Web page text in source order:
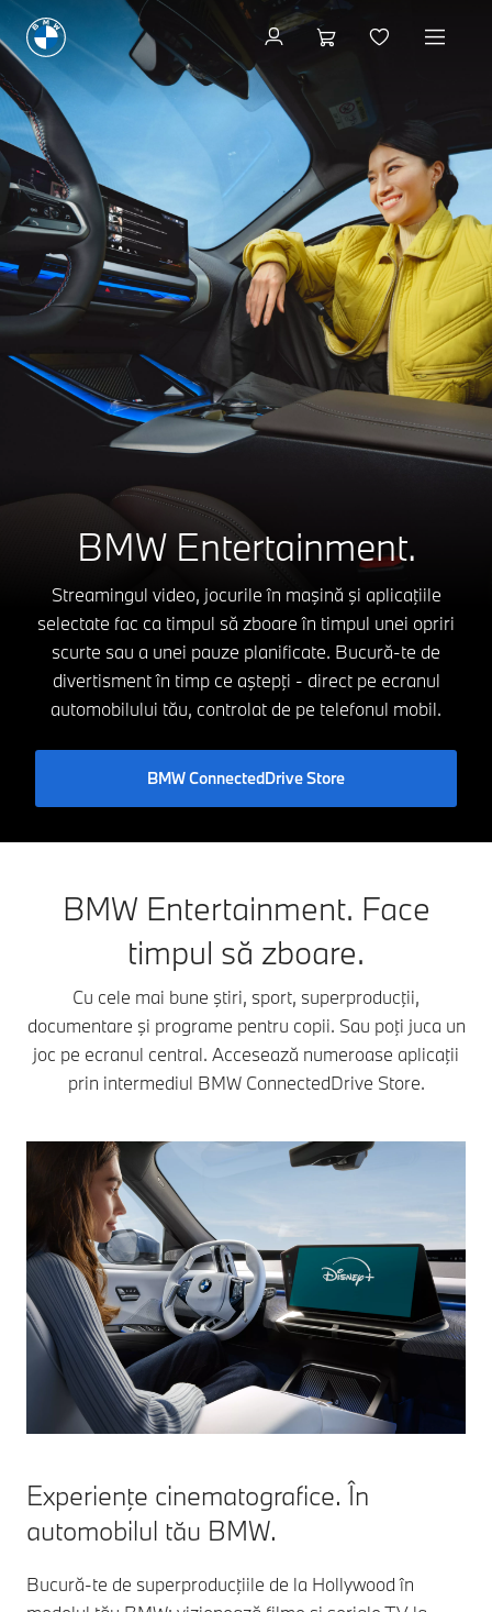
BMW Entertainment.
Streamingul video, jocurile în maşină şi aplicaţiile
selectate fac ca timpul să zboare în timpul unei opriri
scurte sau a unei pauze planificate. Bucură-te de
divertisment în timp ce aştepţi - direct pe ecranul
automobilului tău, controlat de pe telefonul mobil.
BMW ConnectedDrive Store
BMW Entertainment. Face
timpul să zboare.
Cu cele mai bune ştiri, sport, superproducţii,
documentare şi programe pentru copii. Sau poţi juca un
joc pe ecranul central. Accesează numeroase aplicaţii
prin intermediul BMW ConnectedDrive Store.
Experienţe cinematografice. În
automobilul tău BMW.
Bucură-te de superproducţiile de la Hollywood în